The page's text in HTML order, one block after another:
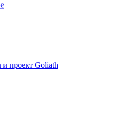
и проект Goliath